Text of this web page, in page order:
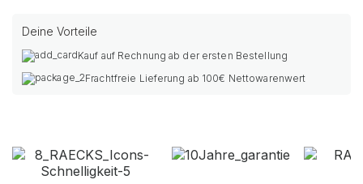
Deine Vorteile
Kauf auf Rechnung ab der ersten Bestellung
Frachtfreie Lieferung ab 100€ Nettowarenwert